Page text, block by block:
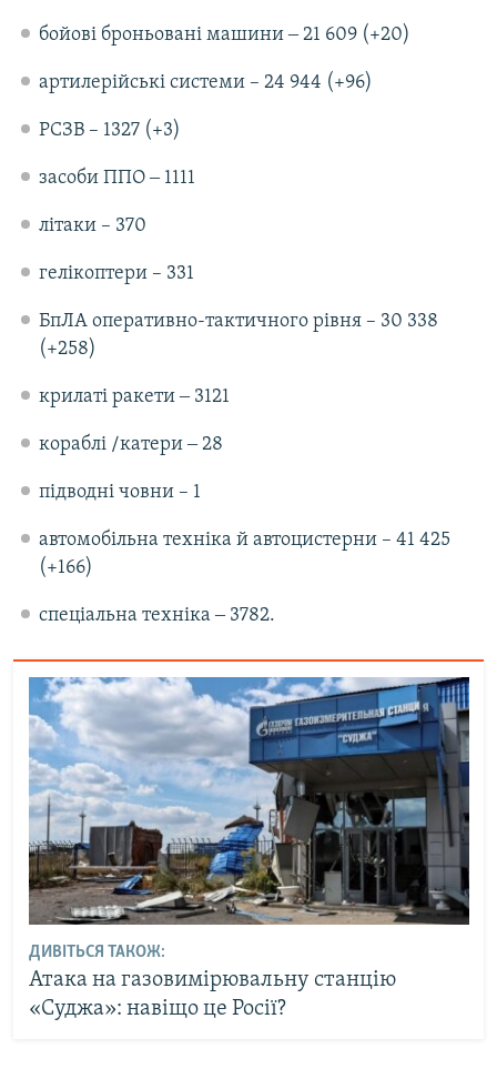
бойові броньовані машини ‒ 21 609 (+20)
артилерійські системи – 24 944 (+96)
РСЗВ – 1327 (+3)
засоби ППО ‒ 1111
літаки – 370
гелікоптери – 331
БпЛА оперативно-тактичного рівня – 30 338
(+258)
крилаті ракети ‒ 3121
кораблі /катери ‒ 28
підводні човни – 1
автомобільна техніка й автоцистерни – 41 425
(+166)
спеціальна техніка ‒ 3782.
ДИВІТЬСЯ ТАКОЖ:
Атака на газовимірювальну станцію
«Суджа»: навіщо це Росії?